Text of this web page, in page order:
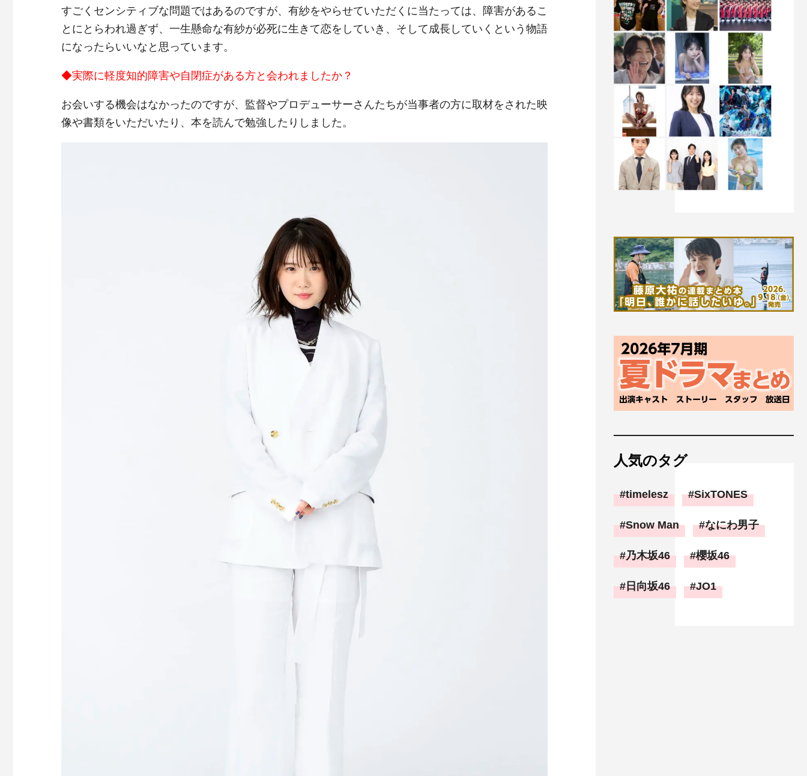
すごくセンシティブな問題ではあるのですが、有紗をやらせていただくに当たっては、障害があるこ
とにとらわれ過ぎず、一生懸命な有紗が必死に生きて恋をしていき、そして成長していくという物語
になったらいいなと思っています。
◆実際に軽度知的障害や自閉症がある方と会われましたか？
お会いする機会はなかったのですが、監督やプロデューサーさんたちが当事者の方に取材をされた映
像や書類をいただいたり、本を読んで勉強したりしました。
人気のタグ
timelesz SixTONES
Snow Man なにわ男子
乃木坂46 櫻坂46
日向坂46 JO1